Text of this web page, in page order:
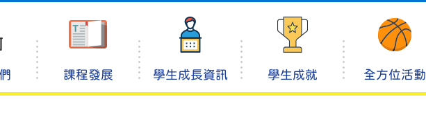
課程發展 學生成長資訊 學生成就 全方位活動